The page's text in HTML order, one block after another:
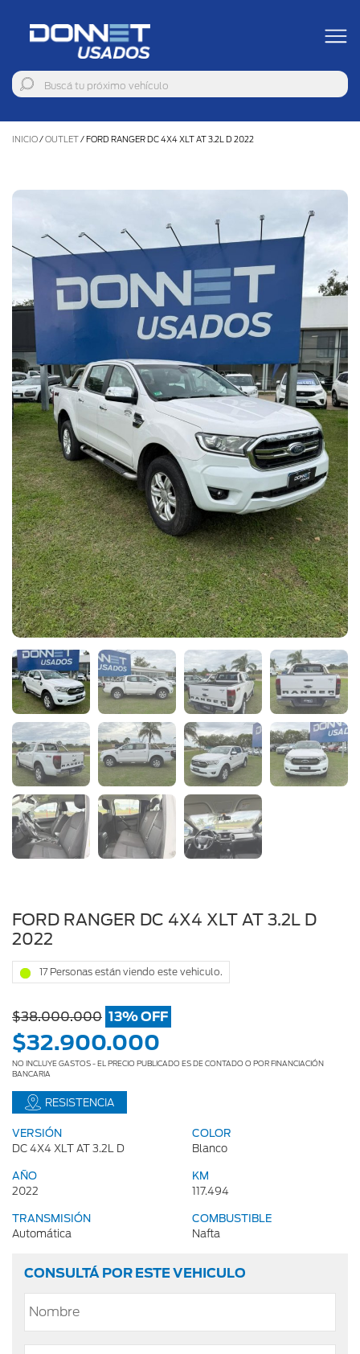
INICIO/OUTLET/FORD RANGER DC 4X4 XLT AT 3.2L D 2022
FORD RANGER DC 4X4 XLT AT 3.2L D
2022
17 Personas están viendo este vehiculo.
$38.000.000 13% OFF
$32.900.000
NO INCLUYE GASTOS - EL PRECIO PUBLICADO ES DE CONTADO O POR FINANCIACIÓN
BANCARIA
RESISTENCIA
VERSIÓN
DC 4X4 XLT AT 3.2L D
COLOR
Blanco
AÑO
2022
KM
117.494
TRANSMISIÓN
Automática
COMBUSTIBLE
Nafta
CONSULTÁ POR ESTE VEHICULO